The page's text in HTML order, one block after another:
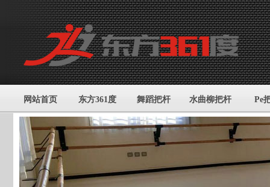
网站首页 东方361度 舞蹈把杆 水曲柳把杆 Pe